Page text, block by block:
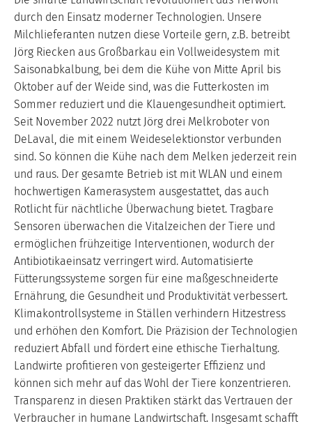
durch den Einsatz moderner Technologien. Unsere
Milchlieferanten nutzen diese Vorteile gern, z.B. betreibt
Jörg Riecken aus Großbarkau ein Vollweidesystem mit
Saisonabkalbung, bei dem die Kühe von Mitte April bis
Oktober auf der Weide sind, was die Futterkosten im
Sommer reduziert und die Klauengesundheit optimiert.
Seit November 2022 nutzt Jörg drei Melkroboter von
DeLaval, die mit einem Weideselektionstor verbunden
sind. So können die Kühe nach dem Melken jederzeit rein
und raus. Der gesamte Betrieb ist mit WLAN und einem
hochwertigen Kamerasystem ausgestattet, das auch
Rotlicht für nächtliche Überwachung bietet. Tragbare
Sensoren überwachen die Vitalzeichen der Tiere und
ermöglichen frühzeitige Interventionen, wodurch der
Antibiotikaeinsatz verringert wird. Automatisierte
Fütterungssysteme sorgen für eine maßgeschneiderte
Ernährung, die Gesundheit und Produktivität verbessert.
Klimakontrollsysteme in Ställen verhindern Hitzestress
und erhöhen den Komfort. Die Präzision der Technologien
reduziert Abfall und fördert eine ethische Tierhaltung.
Landwirte profitieren von gesteigerter Effizienz und
können sich mehr auf das Wohl der Tiere konzentrieren.
Transparenz in diesen Praktiken stärkt das Vertrauen der
Verbraucher in humane Landwirtschaft. Insgesamt schafft